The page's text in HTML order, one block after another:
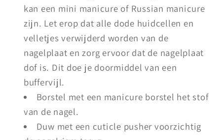
kan een mini manicure of Russian manicure
zijn. Let erop dat alle dode huidcellen en
velletjes verwijderd worden van de
nagelplaat en zorg ervoor dat de nagelplaat
dof is. Dit doe je doormiddel van een
buffervijl.
Borstel met een manicure borstel het stof
van de nagel.
Duw met een cuticle pusher voorzichtig